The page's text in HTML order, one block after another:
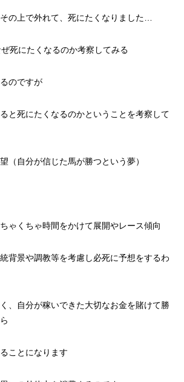
の上で外れて、死にたくなりました…
のですが
と死にたくなるのかということを考察して
（自分が信じた馬が勝つという夢）
ゃくちゃ時間をかけて展開やレース傾向
背景や調教等を考慮し必死に予想をするわ
、自分が稼いできた大切なお金を賭けて勝
ことになります